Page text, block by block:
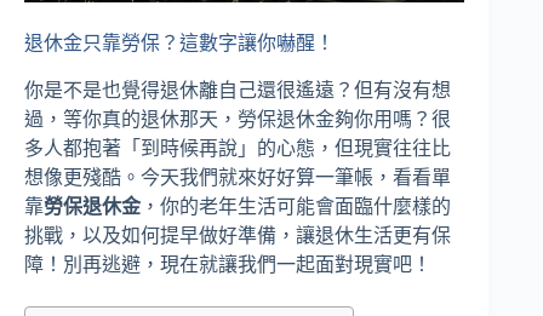
退休金只靠勞保？這數字讓你嚇醒！
你是不是也覺得退休離自己還很遙遠？但有沒有想
過，等你真的退休那天，勞保退休金夠你用嗎？很
多人都抱著「到時候再說」的心態，但現實往往比
想像更殘酷。今天我們就來好好算一筆帳，看看單
靠勞保退休金 ，你的老年生活可能會面臨什麼樣的
挑戰，以及如何提早做好準備，讓退休生活更有保
障！別再逃避，現在就讓我們一起面對現實吧！